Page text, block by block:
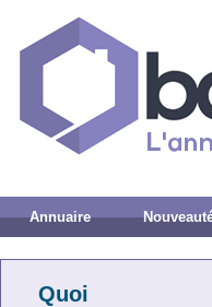
Annuaire
Quoi